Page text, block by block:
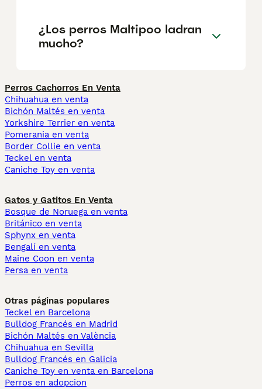
¿Los perros Maltipoo ladran
mucho?
Perros Cachorros En Venta
Chihuahua en venta
Bichón Maltés en venta
Yorkshire Terrier en venta
Pomerania en venta
Border Collie en venta
Teckel en venta
Caniche Toy en venta
Gatos y Gatitos En Venta
Bosque de Noruega en venta
Británico en venta
Sphynx en venta
Bengalí en venta
Maine Coon en venta
Persa en venta
Otras páginas populares
Teckel en Barcelona
Bulldog Francés en Madrid
Bichón Maltés en València
Chihuahua en Sevilla
Bulldog Francés en Galicia
Caniche Toy en venta en Barcelona
Perros en adopcion